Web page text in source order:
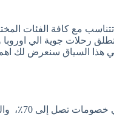
مع كافة الفئات
رحلات جوية الي اوروبا
هذا السياق سنعرض لك
واحصل